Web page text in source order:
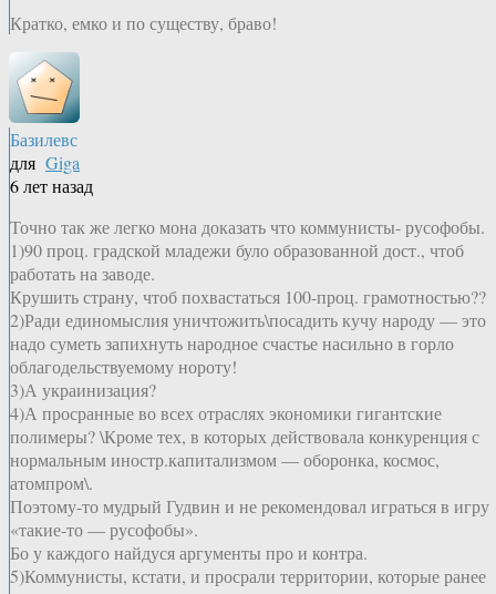
Кратко, емко и по существу, браво!
Базилевс
для Giga
6 лет назад
Точно так же легко мона доказать что коммунисты- русофобы.
1)90 проц. градской младежи було образованной дост., чтоб
работать на заводе.
Крушить страну, чтоб похвастаться 100-проц. грамотностью??
2)Ради единомыслия уничтожить\посадить кучу народу — это
надо суметь запихнуть народное счастье насильно в горло
облагодельствуемому нороту!
3)А украинизация?
4)А просранные во всех отраслях экономики гигантские
полимеры? \Кроме тех, в которых действовала конкуренция с
нормальным иностр.капитализмом — оборонка, космос,
атомпром\.
Поэтому-то мудрый Гудвин и не рекомендовал играться в игру
«такие-то — русофобы».
Бо у каждого найдуся аргументы про и контра.
5)Коммунисты, кстати, и просрали территории, которые ранее